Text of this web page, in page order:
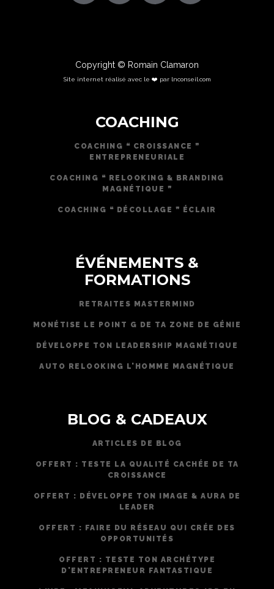
Copyright © Romain Clamaron
Site internet réalisé avec le ❤️ par lnconseil.com
COACHING
COACHING ❝ CROISSANCE ❞
ENTREPRENEURIALE
COACHING ❝ RELOOKING & BRANDING
MAGNÉTIQUE ❞
COACHING ❝ DÉCOLLAGE ❞ ÉCLAIR
ÉVÉNEMENTS &
FORMATIONS
RETRAITES MASTERMIND
MONÉTISE LE POINT G DE TA ZONE DE GÉNIE
DÉVELOPPE TON LEADERSHIP MAGNÉTIQUE
AUTO RELOOKING L'HOMME MAGNÉTIQUE
BLOG & CADEAUX
ARTICLES DE BLOG
OFFERT : TESTE LA QUALITÉ CACHÉE DE TA
CROISSANCE
OFFERT : DÉVELOPPE TON IMAGE & AURA DE
LEADER
OFFERT : FAIRE DU RÉSEAU QUI CRÉE DES
OPPORTUNITÉS
OFFERT : TESTE TON ARCHÉTYPE
D'ENTREPRENEUR FANTASTIQUE